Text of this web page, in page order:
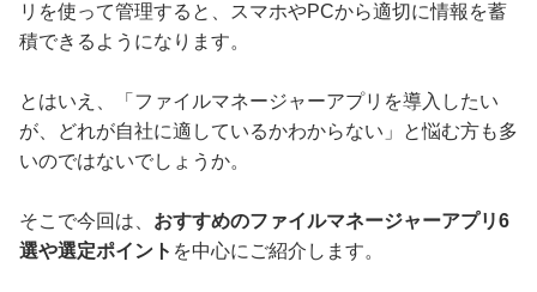
リを使って管理すると、スマホやPCから適切に情報を蓄
積できるようになります。
とはいえ、「ファイルマネージャーアプリを導入したい
が、どれが自社に適しているかわからない」と悩む方も多
いのではないでしょうか。
そこで今回は、 おすすめのファイルマネージャーアプリ6
選や選定ポイント を中心にご紹介します。